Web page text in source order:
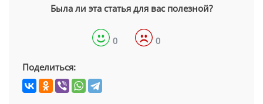
Была ли эта статья для вас полезной?
0 0
Поделиться: